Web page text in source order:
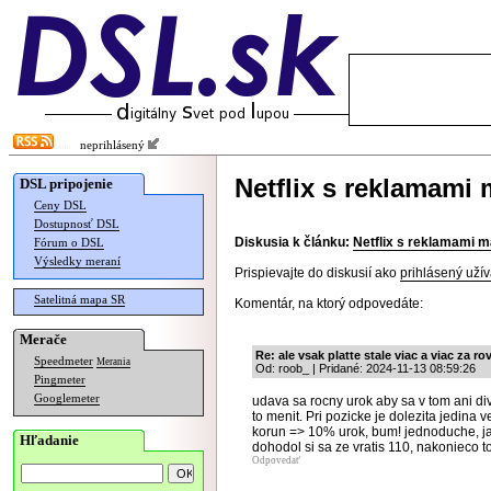
neprihlásený
DSL pripojenie
Ceny DSL
Dostupnosť DSL
Fórum o DSL
Výsledky meraní
Satelitná mapa SR
Merače
Speedmeter Merania
Pingmeter
Googlemeter
Hľadanie
Netflix s reklamami
Diskusia k článku: Netflix s reklamami
Prispievajte do diskusií ako prihlásený
Komentár, na ktorý odpovedáte:
Re: ale vsak platte stale viac a viac za
Od: roob_ | Pridané: 2024-11-13 08:59:26
udava sa rocny urok aby sa v tom ani
to menit. Pri pozicke je dolezita jedina
korun => 10% urok, bum! jednoduche,
dohodol si sa ze vratis 110, nakonieco
Odpovedať